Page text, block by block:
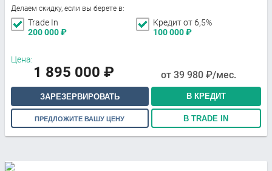
Делаем скидку, если вы берете в:
Trade In
200 000₽
Кредит от 6,5%
100 000₽
Цена:
1 895 000 ₽ от 39 980 ₽/мес.
ЗАРЕЗЕРВИРОВАТЬ В КРЕДИТ
ПРЕДЛОЖИТЕ ВАШУ ЦЕНУ В TRADE IN